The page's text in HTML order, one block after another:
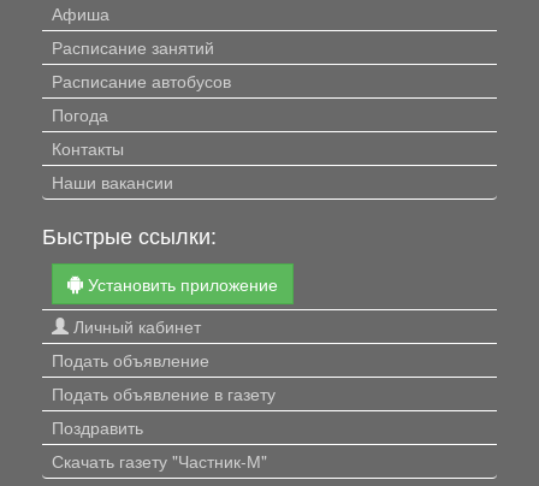
Афиша
Расписание занятий
Расписание автобусов
Погода
Контакты
Наши вакансии
Быстрые ссылки:
Установить приложение
Личный кабинет
Подать объявление
Подать объявление в газету
Поздравить
Скачать газету "Частник-М"